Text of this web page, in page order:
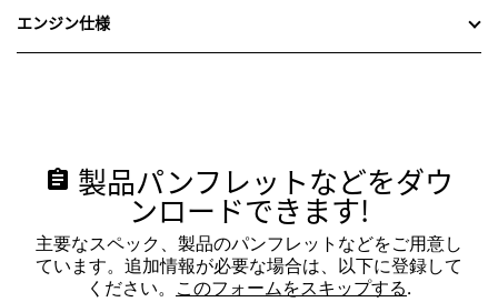
エンジン仕様
assignment 製品パンフレットなどをダウ
ンロードできます!
主要なスペック、製品のパンフレットなどをご用意し
ています。追加情報が必要な場合は、以下に登録して
ください。 このフォームをスキップする.